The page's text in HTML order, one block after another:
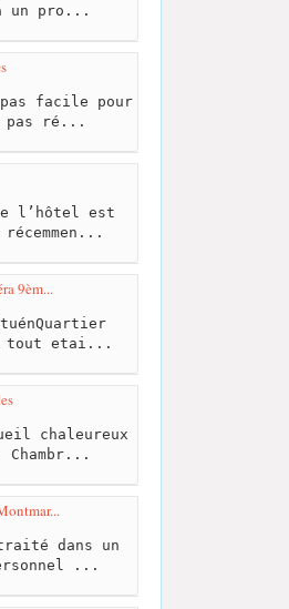
un pro...
facile pour
pas ré...
l’hôtel est
9èm...
tout etai...
chaleureux
dans un
...